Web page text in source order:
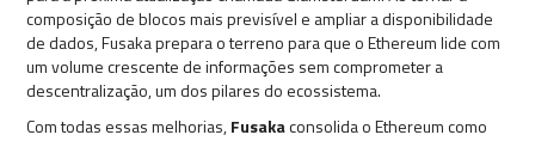
composição de blocos mais previsível e ampliar a disponibilidade
de dados, Fusaka prepara o terreno para que o Ethereum lide com
um volume crescente de informações sem comprometer a
descentralização, um dos pilares do ecossistema.
Com todas essas melhorias,Fusakaconsolida o Ethereum como